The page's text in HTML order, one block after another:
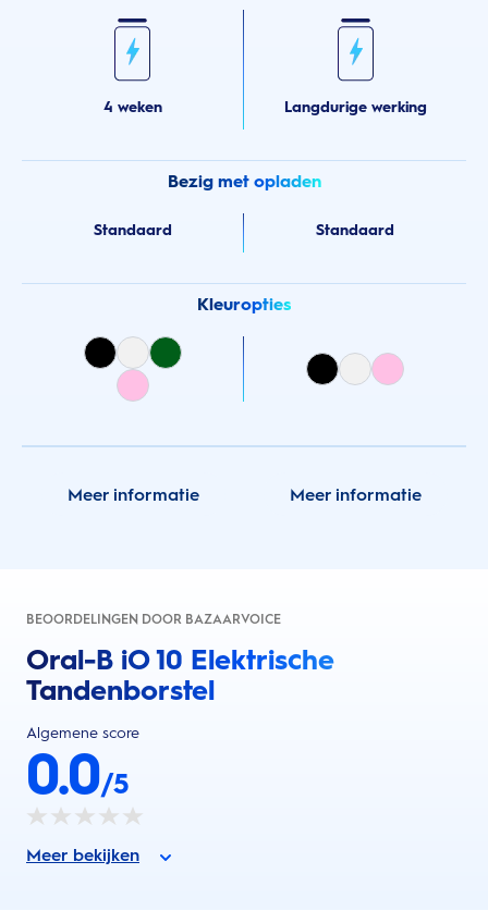
4 weken Langdurige werking
Bezig met opladen
Standaard Standaard
Kleuropties
Meer informatie Meer informatie
BEOORDELINGEN DOOR BAZAARVOICE
Oral-B iO 10 Elektrische
Tandenborstel
Algemene score
0.0/5
Meer bekijken